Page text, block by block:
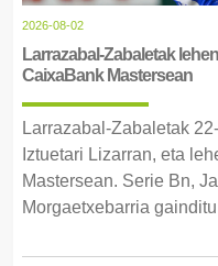
2026-08-02
Larrazabal-Zabaletak
CaixaBank Mastersean
Larrazabal-Zabaletak
Iztuetari Lizarran, eta
Mastersean. Serie Bn,
Morgaetxebarria